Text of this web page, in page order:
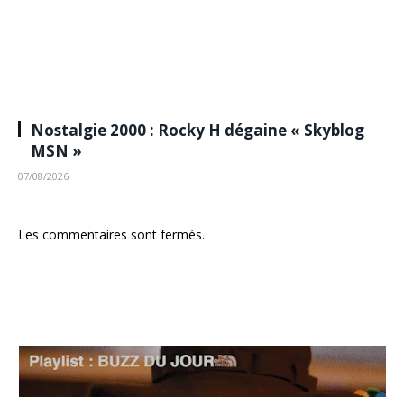
Nostalgie 2000 : Rocky H dégaine « Skyblog
MSN »
07/08/2026
Les commentaires sont fermés.